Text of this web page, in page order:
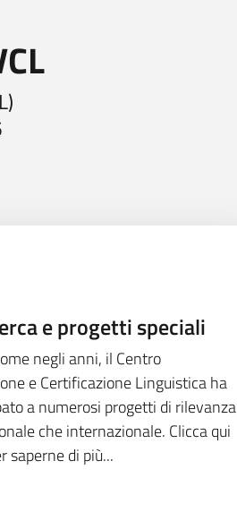
e progetti speciali
negli anni, il Centro
e Certificazione Linguistica ha
a numerosi progetti di rilevanza
che internazionale. Clicca qui
saperne di più...